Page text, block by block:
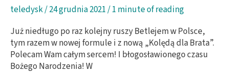
teledysk/24 grudnia 2021/1 minute of reading
Już niedługo po raz kolejny ruszy Betlejem w Polsce,
tym razem w nowej formule i z nową „Kolędą dla Brata”.
Polecam Wam całym sercem! I błogosławionego czasu
Bożego Narodzenia! W